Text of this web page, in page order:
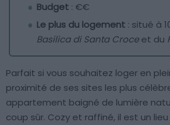
Budget : €€
Le plus du logement : situé à
Basilica di Santa Croceet du
Parfait si vous souhaitez loger en
proximité de ses sites les plus
appartement baigné de lumière
coup sûr. Cozy et raffiné, il est un